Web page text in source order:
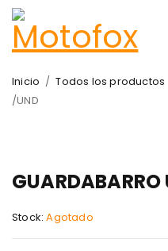
Inicio / Todos los productos
/UND
Stock: Agotado